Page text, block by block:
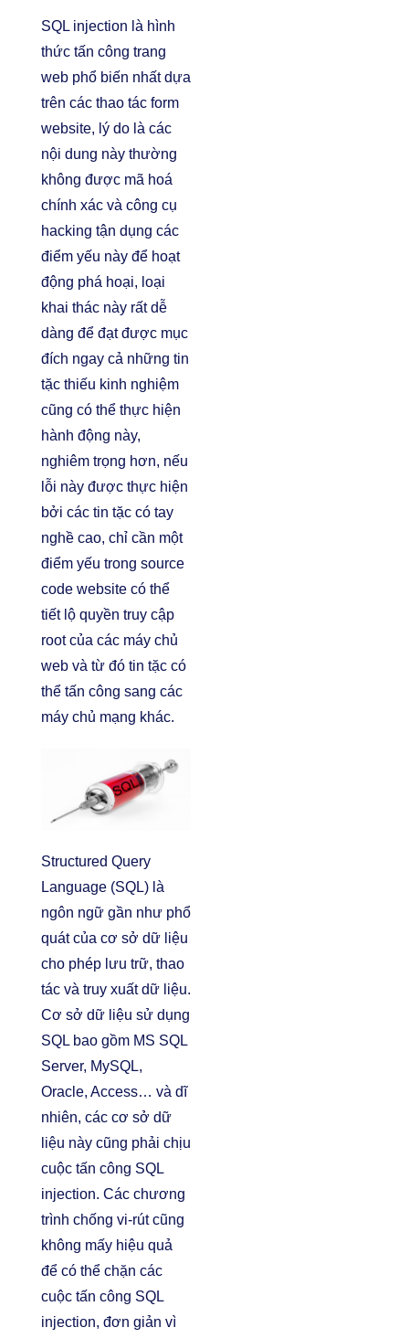
SQL injection là hình
thức tấn công trang
web phổ biến nhất dựa
trên các thao tác form
website, lý do là các
nội dung này thường
không được mã hoá
chính xác và công cụ
hacking tận dụng các
điểm yếu này để hoạt
động phá hoại, loại
khai thác này rất dễ
dàng để đạt được mục
đích ngay cả những tin
tặc thiếu kinh nghiệm
cũng có thể thực hiện
hành động này,
nghiêm trọng hơn, nếu
lỗi này được thực hiện
bởi các tin tặc có tay
nghề cao, chỉ cần một
điểm yếu trong source
code website có thể
tiết lộ quyền truy cập
root của các máy chủ
web và từ đó tin tặc có
thể tấn công sang các
máy chủ mạng khác.
Structured Query
Language (SQL) là
ngôn ngữ gần như phổ
quát của cơ sở dữ liệu
cho phép lưu trữ, thao
tác và truy xuất dữ liệu.
Cơ sở dữ liệu sử dụng
SQL bao gồm MS SQL
Server, MySQL,
Oracle, Access… và dĩ
nhiên, các cơ sở dữ
liệu này cũng phải chịu
cuộc tấn công SQL
injection. Các chương
trình chống vi-rút cũng
không mấy hiệu quả
để có thể chặn các
cuộc tấn công SQL
injection, đơn giản vì